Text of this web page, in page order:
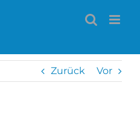
Zurück Vor